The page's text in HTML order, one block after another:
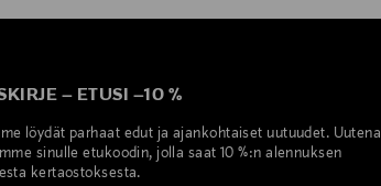
– ETUSI –10 %
löydät parhaat edut ja ajankohtaiset uutuudet. Uutena
sinulle etukoodin, jolla saat 10 %:n alennuksen
kertaostoksesta.